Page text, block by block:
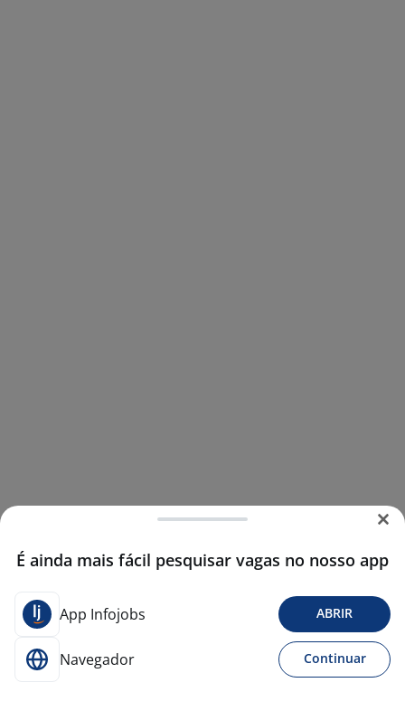
É ainda mais fácil pesquisar vagas no nosso app
App Infojobs ABRIR
Navegador Continuar